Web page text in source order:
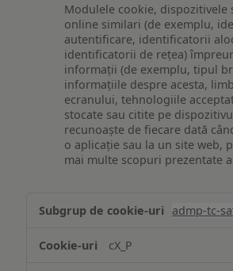
Modulele cookie,
online similari (de exemplu,
autentificare, identificatorii
identificatorii de rețea)
informații (de exemplu, tipul
informațiile despre acesta,
ecranului, tehnologiile
stocate sau citite pe
recunoaște de fiecare dată
o aplicație sau la un site web,
mai multe scopuri prezentate
și/sau
informațiilor
admp-tc-
cX_P